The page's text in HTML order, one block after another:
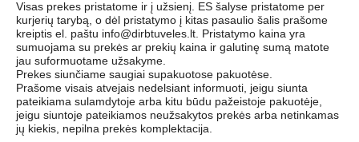
Visas prekes pristatome ir į užsienį. ES šalyse pristatome per
kurjerių tarybą, o dėl pristatymo į kitas pasaulio šalis prašome
kreiptis el. paštu info@dirbtuveles.lt. Pristatymo kaina yra
sumuojama su prekės ar prekių kaina ir galutinę sumą matote
jau suformuotame užsakyme.
Prekes siunčiame saugiai supakuotose pakuotėse.
Prašome visais atvejais nedelsiant informuoti, jeigu siunta
pateikiama sulamdytoje arba kitu būdu pažeistoje pakuotėje,
jeigu siuntoje pateikiamos neužsakytos prekės arba netinkamas
jų kiekis, nepilna prekės komplektacija.